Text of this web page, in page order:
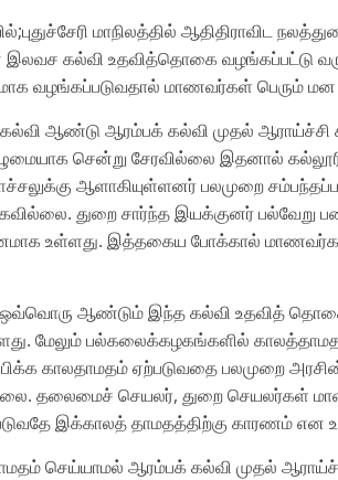
மாநிலத்தில் ஆதிதிராவிட
கல்வி உதவித்தொகை வழங்கப்பட்டு
வழங்கப்படுவதால் மாணவர்கள் பெரும்
கல்வி ஆண்டு ஆரம்பக் கல்வி முதல்
சென்று சேரவில்லை இதனால்
ஆளாகியுள்ளனர் பலமுறை
துறை சார்ந்த இயக்குனர் பல்வேறு
உள்ளது. இத்தகைய போக்கால்
ஆண்டும் இந்த கல்வி உதவித்
மேலும் பல்கலைக்கழகங்களில்
காலதாமதம் ஏற்படுவதை பலமுறை
தலைமைச் செயலர், துறை செயலர்கள்
இக்காலத் தாமதத்திற்கு காரணம் என
செய்யாமல் ஆரம்பக் கல்வி முதல்